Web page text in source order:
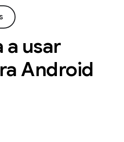
a usar
Android